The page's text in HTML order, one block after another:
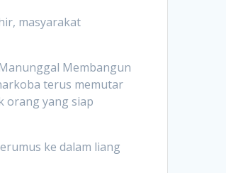
masyarakat
Membangun
terus memutar
orang yang siap
ke dalam liang